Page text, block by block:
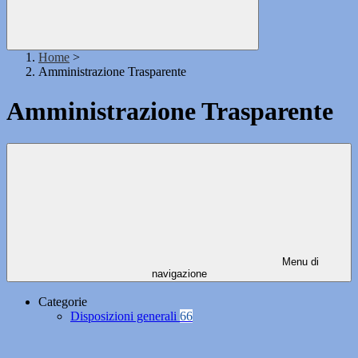
Home >
Amministrazione Trasparente
Amministrazione Trasparente
Menu di
navigazione
Categorie
Disposizioni generali 66